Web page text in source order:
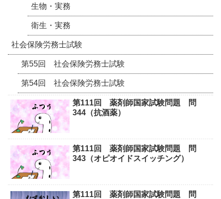
生物・実務
衛生・実務
社会保険労務士試験
第55回 社会保険労務士試験
第54回 社会保険労務士試験
第111回 薬剤師国家試験問題 問
344（抗酒薬）
第111回 薬剤師国家試験問題 問
343（オピオイドスイッチング）
第111回 薬剤師国家試験問題 問